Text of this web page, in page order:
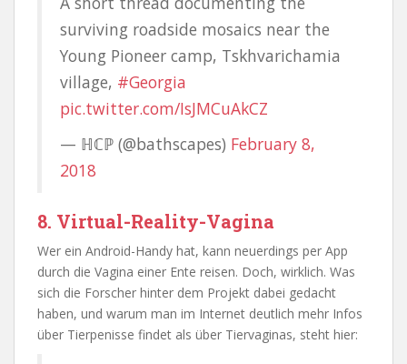
surviving roadside mosaics near the
Young Pioneer camp, Tskhvarichamia
village, #Georgia
pic.twitter.com/IsJMCuAkCZ
— ℍℂℙ (@bathscapes) February 8,
2018
8. Virtual-Reality-Vagina
Wer ein Android-Handy hat, kann neuerdings per App
durch die Vagina einer Ente reisen. Doch, wirklich. Was
sich die Forscher hinter dem Projekt dabei gedacht
haben, und warum man im Internet deutlich mehr Infos
über Tierpenisse findet als über Tiervaginas, steht hier: